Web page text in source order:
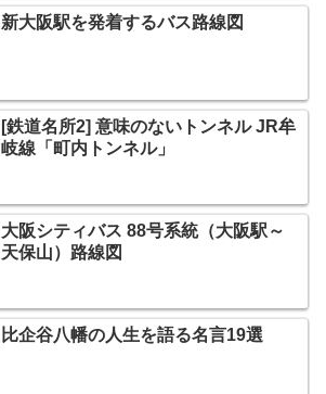
新大阪駅を発着するバス路線図
[鉄道名所2] 意味のないトンネル JR牟
岐線「町内トンネル」
大阪シティバス 88号系統（大阪駅～
天保山）路線図
比企谷八幡の人生を語る名言19選